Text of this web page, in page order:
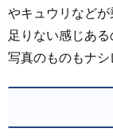
やキュウリなど
足りない感じあ
写真のものもナシ